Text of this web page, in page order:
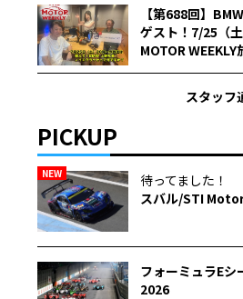
【第688回】
ゲスト！7/25（
MOTOR WEEKLY
スタッフ
PICKUP
NEW
待ってました！
スバル/STI
フォーミュラEシ
2026